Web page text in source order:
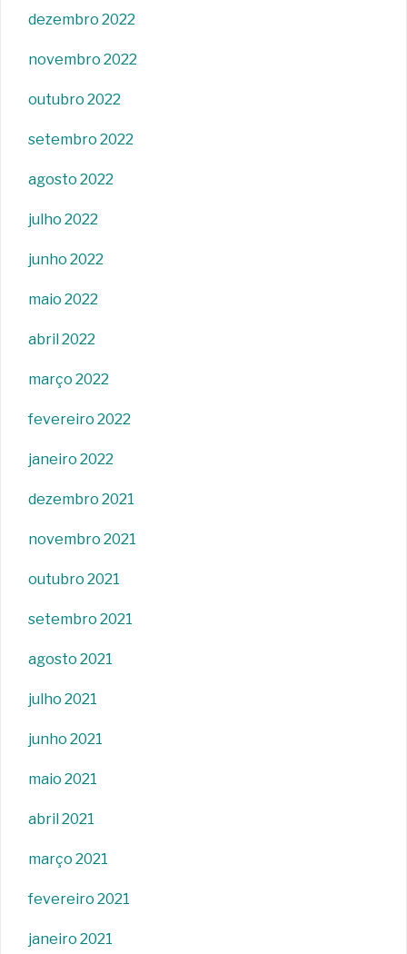
dezembro 2022
novembro 2022
outubro 2022
setembro 2022
agosto 2022
julho 2022
junho 2022
maio 2022
abril 2022
março 2022
fevereiro 2022
janeiro 2022
dezembro 2021
novembro 2021
outubro 2021
setembro 2021
agosto 2021
julho 2021
junho 2021
maio 2021
abril 2021
março 2021
fevereiro 2021
janeiro 2021